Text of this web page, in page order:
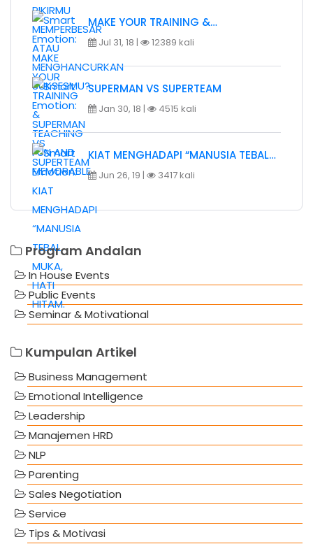
MAKE YOUR TRAINING &…
Jul 31, 18 | 12389 kali
SUPERMAN VS SUPERTEAM
Jan 30, 18 | 4515 kali
KIAT MENGHADAPI “MANUSIA TEBAL…
Jun 26, 19 | 3417 kali
Program Andalan
In House Events
Public Events
Seminar & Motivational
Kumpulan Artikel
Business Management
Emotional Intelligence
Leadership
Manajemen HRD
NLP
Parenting
Sales Negotiation
Service
Tips & Motivasi